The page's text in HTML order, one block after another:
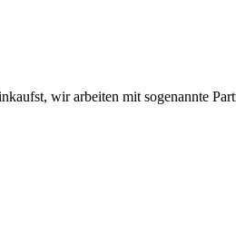
wir arbeiten mit sogenannte